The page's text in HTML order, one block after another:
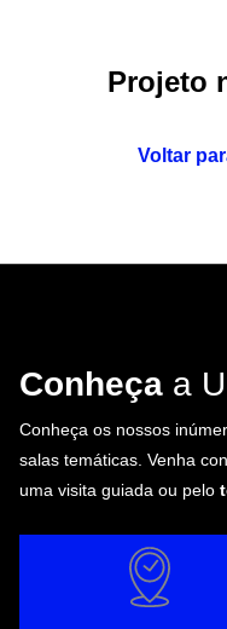
Projeto
Voltar
Conheça a
Conheça os nossos
salas temáticas. Venha
uma visita guiada ou pelo